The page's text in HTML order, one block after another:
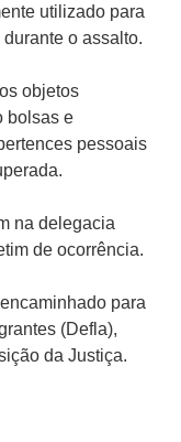
utilizado para
o assalto.
objetos
bolsas e
pessoais
na delegacia
de ocorrência.
para
(Defla),
da Justiça.